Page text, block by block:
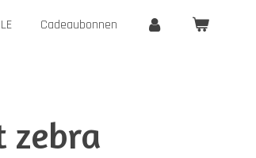
Cadeaubonnen
zebra